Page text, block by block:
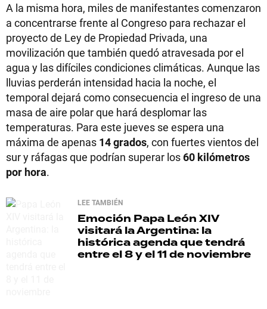
A la misma hora, miles de manifestantes comenzaron
a concentrarse frente al Congreso para rechazar el
proyecto de Ley de Propiedad Privada, una
movilización que también quedó atravesada por el
agua y las difíciles condiciones climáticas. Aunque las
lluvias perderán intensidad hacia la noche, el
temporal dejará como consecuencia el ingreso de una
masa de aire polar que hará desplomar las
temperaturas. Para este jueves se espera una
máxima de apenas 14 grados, con fuertes vientos del
sur y ráfagas que podrían superar los60 kilómetros
por hora.
LEE TAMBIÉN
Emoción Papa León XIV
visitará la Argentina: la
histórica agenda que tendrá
entre el 8 y el 11 de noviembre